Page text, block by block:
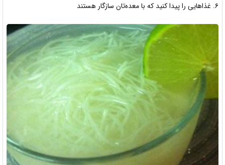
۶. غذاهایی را پیدا کنید که با معده‌تان سازگار هستند